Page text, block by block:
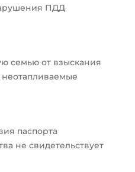
ПДД
семью от взыскания
паспорта
не свидетельствует